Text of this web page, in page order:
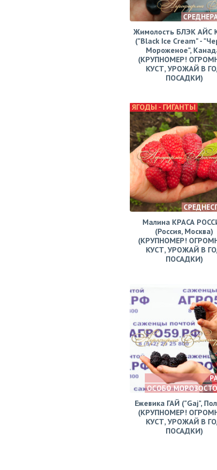
Жимолость БЛЭК АЙС
("Black Ice Cream" -
Мороженое",
(КРУПНОМЕР!
КУСТ, УРОЖАЙ В
ПОСАДКИ)
ЯГОДЫ - ГИГАНТЫ
Малина КРАСА
(Россия, Москва)
(КРУПНОМЕР!
КУСТ, УРОЖАЙ В
ПОСАДКИ)
ОСОБО
Ежевика ГАЙ ("Gaj",
(КРУПНОМЕР!
КУСТ, УРОЖАЙ В
ПОСАДКИ)